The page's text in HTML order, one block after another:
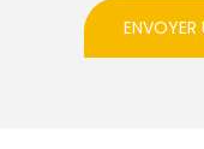
ENVOYER